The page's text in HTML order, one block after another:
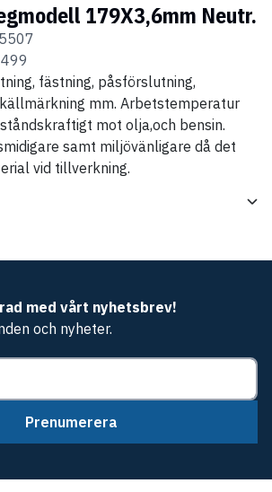
179X3,6mm Neutr.
fästning, påsförslutning,
mm. Arbetstemperatur
mot olja,och bensin.
samt miljövänligare då det
vid tillverkning.
med vårt nyhetsbrev!
och nyheter.
Prenumerera